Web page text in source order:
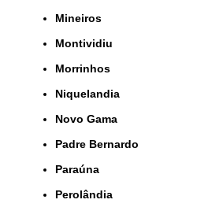
Mineiros
Montividiu
Morrinhos
Niquelandia
Novo Gama
Padre Bernardo
Paraúna
Perolândia